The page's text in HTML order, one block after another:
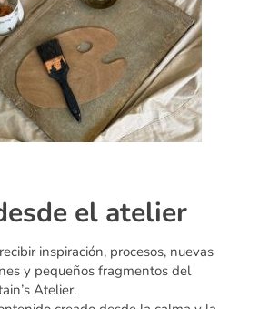
el atelier
inspiración, procesos, nuevas
y pequeños fragmentos del
Atelier.